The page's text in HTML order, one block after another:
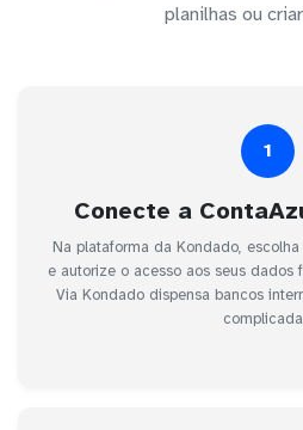
planilhas ou
1
Conecte a
Na plataforma da Kondado, escolha
e autorize o acesso aos seus dados
Via Kondado dispensa bancos